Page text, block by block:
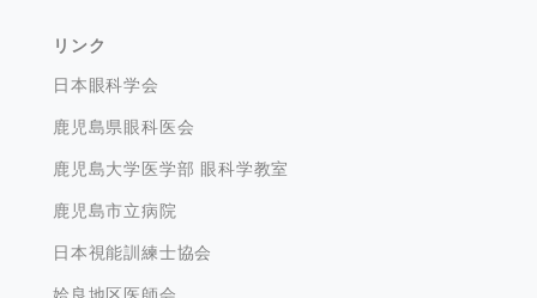
リンク
日本眼科学会
鹿児島県眼科医会
鹿児島大学医学部 眼科学教室
鹿児島市立病院
日本視能訓練士協会
姶良地区医師会